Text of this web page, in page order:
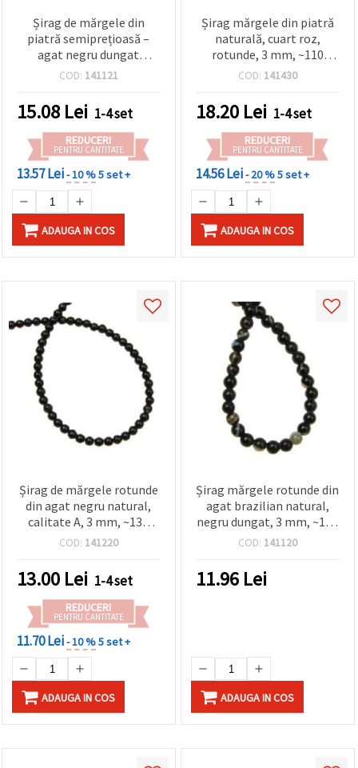
Șirag de mărgele din
piatră semiprețioasă –
agat negru dungat
brazilian, rotunde 4 mm,
fine și atemporale, DIY
handmade
COD: 141121
15.08 Lei 1-4 set
REDUCERI
PENTRU CANTITATE
13.57 Lei- 10 %5 set +
ADAUGA IN COS
Șirag mărgele din piatră
naturală, cuart roz,
rotunde, 3 mm, ~110
bucăți
COD: 141430
18.20 Lei 1-4 set
REDUCERI
PENTRU CANTITATE
14.56 Lei- 20 %5 set +
ADAUGA IN COS
Șirag de mărgele rotunde
din agat negru natural,
calitate A, 3 mm, ~130
buc.
COD: 141220
13.00 Lei 1-4 set
REDUCERI
PENTRU CANTITATE
11.70 Lei- 10 %5 set +
ADAUGA IN COS
Șirag mărgele rotunde din
agat brazilian natural,
negru dungat, 3 mm, ~130
buc.
COD: 141120
11.96 Lei
ADAUGA IN COS